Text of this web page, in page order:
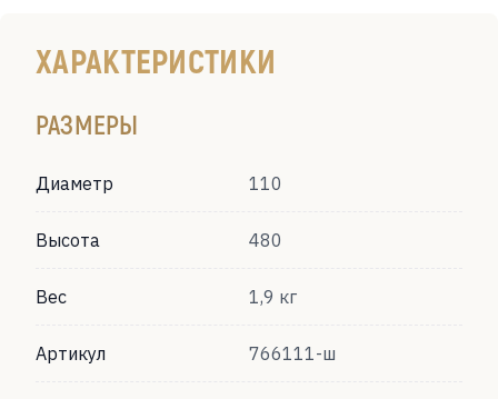
ХАРАКТЕРИСТИКИ
РАЗМЕРЫ
Диаметр 110
Высота 480
Вес 1,9 кг
Артикул 766111-ш